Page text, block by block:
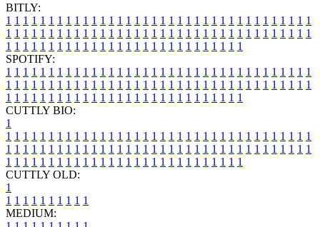
BITLY:
1 1 1 1 1 1 1 1 1 1 1 1 1 1 1 1 1 1 1 1 1 1 1 1 1 1 1 1 1 1 1 1 1 1 1 1
1 1 1 1 1 1 1 1 1 1 1 1 1 1 1 1 1 1 1 1 1 1 1 1 1 1 1 1 1 1 1 1 1 1 1 1
1 1 1 1 1 1 1 1 1 1 1 1 1 1 1 1 1 1 1 1 1 1 1 1 1 1 1 1
SPOTIFY:
1 1 1 1 1 1 1 1 1 1 1 1 1 1 1 1 1 1 1 1 1 1 1 1 1 1 1 1 1 1 1 1 1 1 1 1
1 1 1 1 1 1 1 1 1 1 1 1 1 1 1 1 1 1 1 1 1 1 1 1 1 1 1 1 1 1 1 1 1 1 1 1
1 1 1 1 1 1 1 1 1 1 1 1 1 1 1 1 1 1 1 1 1 1 1 1 1 1 1 1
CUTTLY BIO:
1
1 1 1 1 1 1 1 1 1 1 1 1 1 1 1 1 1 1 1 1 1 1 1 1 1 1 1 1 1 1 1 1 1 1 1 1
1 1 1 1 1 1 1 1 1 1 1 1 1 1 1 1 1 1 1 1 1 1 1 1 1 1 1 1 1 1 1 1 1 1 1 1
1 1 1 1 1 1 1 1 1 1 1 1 1 1 1 1 1 1 1 1 1 1 1 1 1 1 1 1
CUTTLY OLD:
1
1 1 1 1 1 1 1 1 1 1
MEDIUM: